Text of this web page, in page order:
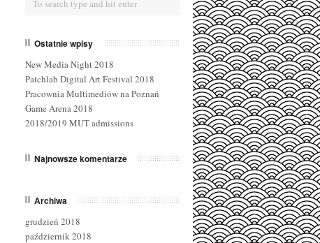
Ostatnie wpisy
New Media Night 2018
Patchlab Digital Art Festival 2018
Pracownia Multimediów na Poznań
Game Arena 2018
2018/2019 MUT admissions
Najnowsze komentarze
Archiwa
grudzień 2018
październik 2018